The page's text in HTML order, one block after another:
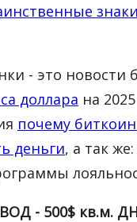
- это
доллара на
почему
деньги, а так
- 500$ кв.м.